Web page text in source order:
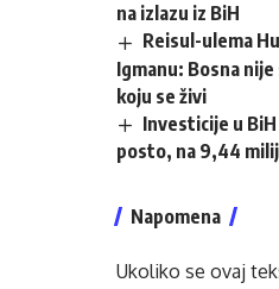
na izlazu iz BiH
Reisul-ulema
Igmanu: Bosna
koju se živi
Investicije u
posto, na 9,44
Napomena
Ukoliko se ovaj